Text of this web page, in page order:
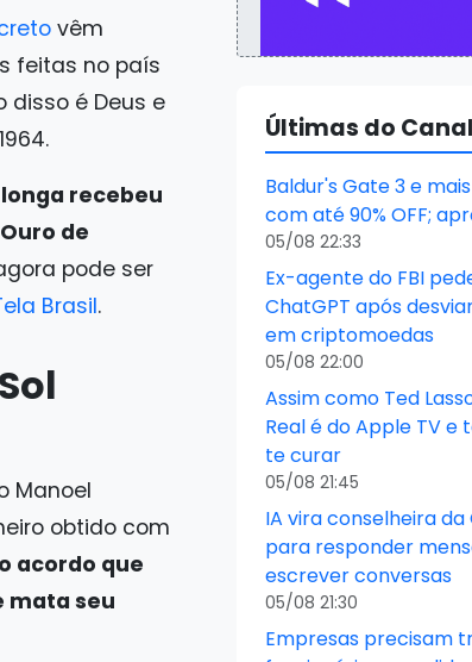
vêm
feitas no país
disso é Deus e
recebeu
de
pode ser
Brasil.
Manoel
obtido com
o acordo que
mata seu
Últimas do Canal
Baldur's Gate 3 e
com até 90% OFF;
05/08 22:33
Ex-agente do FBI
ChatGPT após
em criptomoedas
05/08 22:00
Assim como Ted
Real é do Apple TV
te curar
05/08 21:45
IA vira conselheira da
para responder
escrever conversas
05/08 21:30
Empresas precisam